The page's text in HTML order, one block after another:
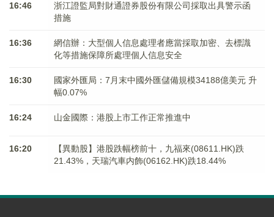
16:46
浙江證監局對財通證券股份有限公司採取出具警示函
措施
16:36
網信辦：大型個人信息處理者應當採取加密、去標識
化等措施保障所處理個人信息安全
16:30
國家外匯局：7月末中國外匯儲備規模34188億美元 升
幅0.07%
16:24 山金國際：港股上市工作正常推進中
16:20
【異動股】港股跌幅榜前十，九福來(08611.HK)跌
21.43%，天瑞汽車内飾(06162.HK)跌18.44%